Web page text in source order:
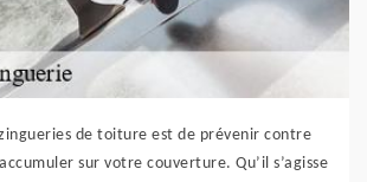
de toiture est de prévenir contre
sur votre couverture. Qu’il s’agisse